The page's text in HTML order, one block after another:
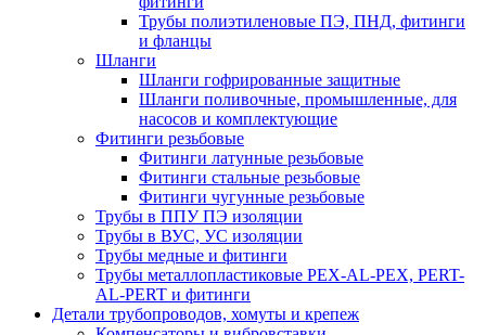
Трубы полиэтиленовые ПЭ, ПНД, фитинги
и фланцы
Шланги
Шланги гофрированные защитные
Шланги поливочные, промышленные, для
насосов и комплектующие
Фитинги резьбовые
Фитинги латунные резьбовые
Фитинги стальные резьбовые
Фитинги чугунные резьбовые
Трубы в ППУ ПЭ изоляции
Трубы в ВУС, УС изоляции
Трубы медные и фитинги
Трубы металлопластиковые PEX-AL-PEX, PERT-
AL-PERT и фитинги
Детали трубопроводов, хомуты и крепеж